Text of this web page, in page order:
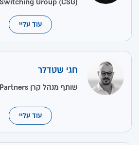
עוד עליי
חגי שטדלר
שותף מנהל קרן A.P. Partners
עוד עליי